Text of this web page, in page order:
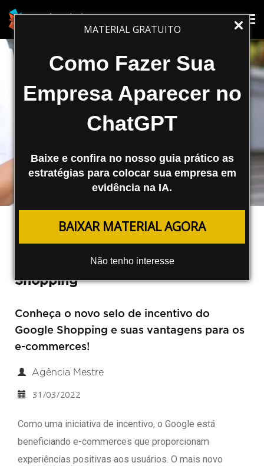
MATERIAL GRATUITO
Como Fazer Sua
Empresa Aparecer no
ChatGPT
Baixe e confira no nosso guia prático as
estratégias para colocar sua empresa em
evidência na IA.
BAIXAR MATERIAL AGORA
Não tenho interesse
Conheça o Novo Selo Para Contas
Que Se Destacarem No Google
Shopping
Conheça o novo selo de incentivo do
Google Shopping e suas vantagens para os
e-commerces!
Agência Mestre
31/03/2022
Como uma iniciativa de incentivo, o Google está
beneficiando e-commerces que proporcionam
experiências positivas aos usuários. O mais novo